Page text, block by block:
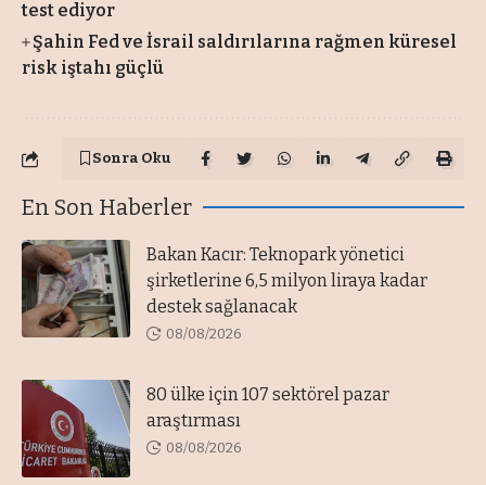
test ediyor
Şahin Fed ve İsrail saldırılarına rağmen küresel
risk iştahı güçlü
Sonra Oku
En Son Haberler
Bakan Kacır: Teknopark yönetici
şirketlerine 6,5 milyon liraya kadar
destek sağlanacak
08/08/2026
80 ülke için 107 sektörel pazar
araştırması
08/08/2026